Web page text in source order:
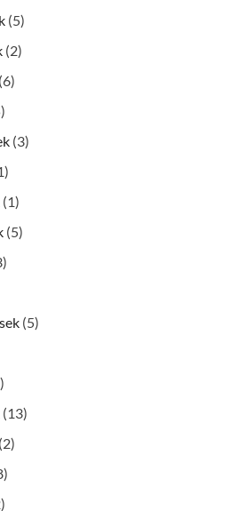
(5)
(2)
(6)
(3)
(1)
(5)
(5)
(13)
(2)